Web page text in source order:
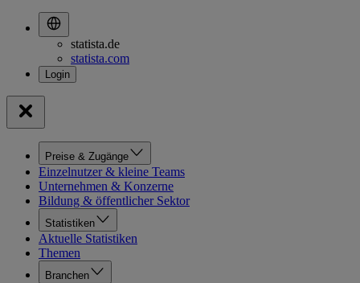
statista.de
statista.com
Preise & Zugänge
Einzelnutzer & kleine Teams
Unternehmen & Konzerne
Bildung & öffentlicher Sektor
Statistiken
Aktuelle Statistiken
Themen
Branchen